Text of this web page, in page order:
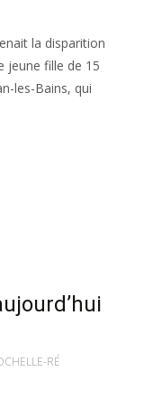
la disparition
jeune fille de 15
les-Bains, qui
RÉ